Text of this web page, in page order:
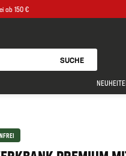
ab 150 €
SUCHE